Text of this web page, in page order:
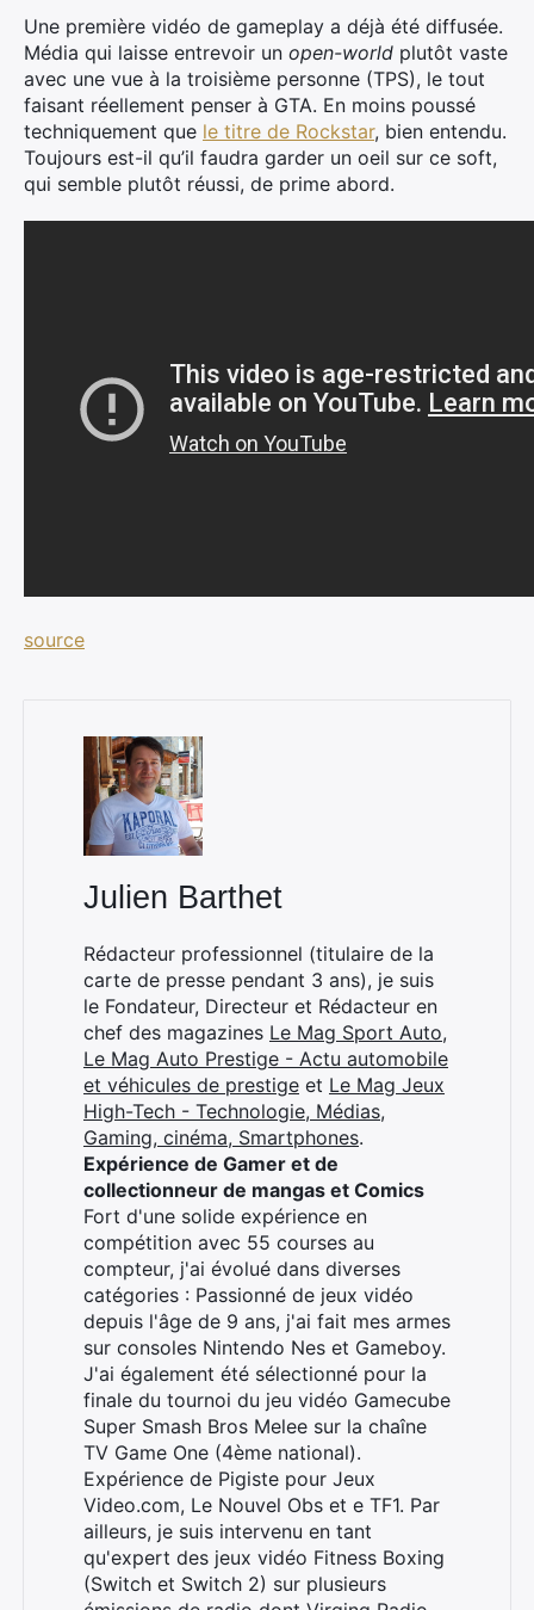
Une première vidéo de gameplay a déjà été diffusée.
Média qui laisse entrevoir un open-world plutôt vaste
avec une vue à la troisième personne (TPS), le tout
faisant réellement penser à GTA. En moins poussé
techniquement que le titre de Rockstar, bien entendu.
Toujours est-il qu’il faudra garder un oeil sur ce soft,
qui semble plutôt réussi, de prime abord.
source
Julien Barthet
Rédacteur professionnel (titulaire de la
carte de presse pendant 3 ans), je suis
le Fondateur, Directeur et Rédacteur en
chef des magazines Le Mag Sport Auto,
Le Mag Auto Prestige - Actu automobile
et véhicules de prestige et Le Mag Jeux
High-Tech - Technologie, Médias,
Gaming, cinéma, Smartphones.
Expérience de Gamer et de
collectionneur de mangas et Comics
Fort d'une solide expérience en
compétition avec 55 courses au
compteur, j'ai évolué dans diverses
catégories : Passionné de jeux vidéo
depuis l'âge de 9 ans, j'ai fait mes armes
sur consoles Nintendo Nes et Gameboy.
J'ai également été sélectionné pour la
finale du tournoi du jeu vidéo Gamecube
Super Smash Bros Melee sur la chaîne
TV Game One (4ème national).
Expérience de Pigiste pour Jeux
Video.com, Le Nouvel Obs et e TF1. Par
ailleurs, je suis intervenu en tant
qu'expert des jeux vidéo Fitness Boxing
(Switch et Switch 2) sur plusieurs